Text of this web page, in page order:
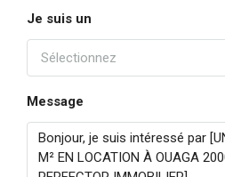
Je suis un
Sélectionnez
Message